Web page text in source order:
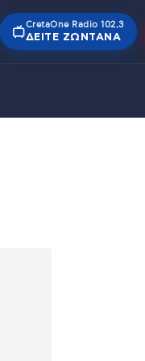
CretaOne Radio 102,3
ΔΕΊΤΕ ΖΩΝΤΑΝΆ